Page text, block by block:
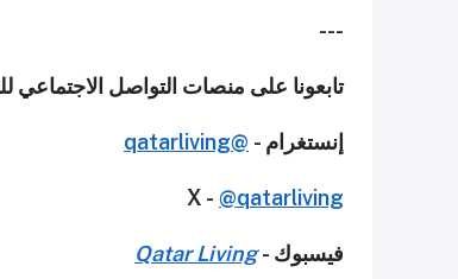
---
تابعونا على منصات التواصل الاجتماعي
إنستغرام - @qatarliving
X - @qatarliving
فيسبوك -Qatar Living